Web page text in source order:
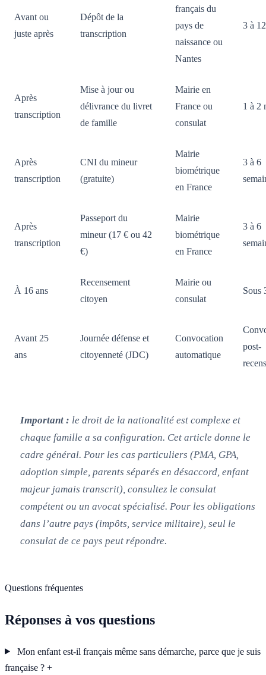
Avant ou
juste après
Dépôt de la
transcription
français du
pays de
naissance ou
Nantes
3 à
Après
transcription
Mise à jour ou
délivrance du livret
de famille
Mairie en
France ou
consulat
1 à 2
Après
transcription
CNI du mineur
(gratuite)
Mairie
biométrique
en France
3 à 6
Après
transcription
Passeport du
mineur (17 € ou 42
€)
Mairie
biométrique
en France
3 à 6
À 16 ans
Recensement
citoyen
Mairie ou
consulat
Sous
Avant 25
ans
Journée défense et
citoyenneté (JDC)
Convocation
automatique
post-
Important : le droit de la nationalité est complexe et
chaque famille a sa configuration. Cet article donne le
cadre général. Pour les cas particuliers (PMA, GPA,
adoption simple, parents séparés en désaccord, enfant
majeur jamais transcrit), consultez le consulat
compétent ou un avocat spécialisé. Pour les obligations
dans l’autre pays (impôts, service militaire), seul le
consulat de ce pays peut répondre.
Questions fréquentes
Réponses à vos questions
Mon enfant est-il français même sans démarche, parce que je suis
française ? +